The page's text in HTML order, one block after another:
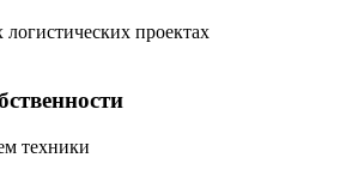
проектах
техники